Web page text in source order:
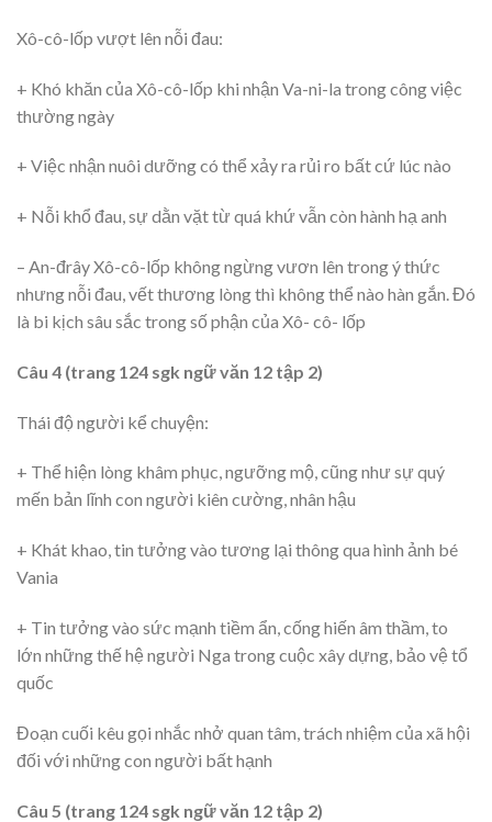
Xô-cô-lốp vượt lên nỗi đau:
+ Khó khăn của Xô-cô-lốp khi nhận Va-ni-la trong công việc
thường ngày
+ Việc nhận nuôi dưỡng có thể xảy ra rủi ro bất cứ lúc nào
+ Nỗi khổ đau, sự dằn vặt từ quá khứ vẫn còn hành hạ anh
– An-đrây Xô-cô-lốp không ngừng vươn lên trong ý thức
nhưng nỗi đau, vết thương lòng thì không thể nào hàn gắn. Đó
là bi kịch sâu sắc trong số phận của Xô- cô- lốp
Câu 4 (trang 124 sgk ngữ văn 12 tập 2)
Thái độ người kể chuyện:
+ Thể hiện lòng khâm phục, ngưỡng mộ, cũng như sự quý
mến bản lĩnh con người kiên cường, nhân hậu
+ Khát khao, tin tưởng vào tương lại thông qua hình ảnh bé
Vania
+ Tin tưởng vào sức mạnh tiềm ẩn, cống hiến âm thầm, to
lớn những thế hệ người Nga trong cuộc xây dựng, bảo vệ tổ
quốc
Đoạn cuối kêu gọi nhắc nhở quan tâm, trách nhiệm của xã hội
đối với những con người bất hạnh
Câu 5 (trang 124 sgk ngữ văn 12 tập 2)